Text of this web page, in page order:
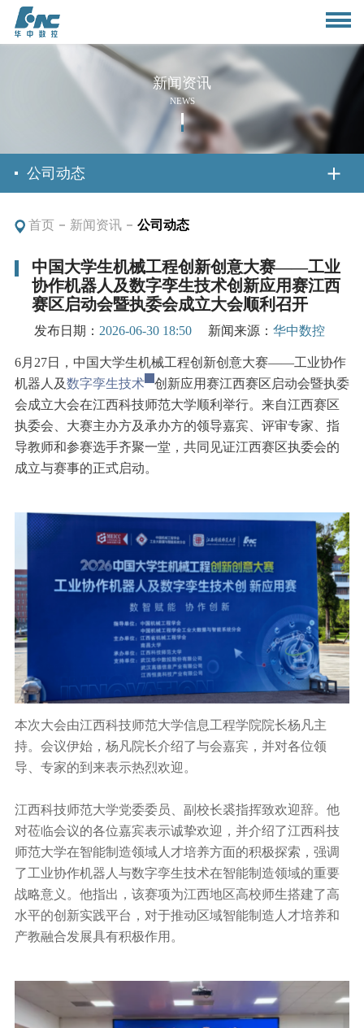
首页
关于我们
公司简介
董事长致辞
组织架构
企业文化
资质荣誉
新闻资讯
行业动态
媒体报道
公示公告
产品中心
应用案例
投资者关系
投资者提问
联系我们
销售与服务网络
在线留言
新闻资讯
NEWS
公司动态
首页 新闻资讯 公司动态
中国大学生机械工程创新创意大赛——工业
协作机器人及数字孪生技术创新应用赛江西
赛区启动会暨执委会成立大会顺利召开
发布日期： 2026-06-30 18:50 新闻来源：华中数控
6月27日，中国大学生机械工程创新创意大赛——工业协作
机器人及数字孪生技术
创新应用赛江西赛区启动会暨执委
会成立大会在江西科技师范大学顺利举行。来自江西赛区
执委会、大赛主办方及承办方的领导嘉宾、评审专家、指
导教师和参赛选手齐聚一堂，共同见证江西赛区执委会的
成立与赛事的正式启动。
本次大会由江西科技师范大学信息工程学院院长杨凡主
持。会议伊始，杨凡院长介绍了与会嘉宾，并对各位领
导、专家的到来表示热烈欢迎。
江西科技师范大学党委委员、副校长裘指挥致欢迎辞。他
对莅临会议的各位嘉宾表示诚挚欢迎，并介绍了江西科技
师范大学在智能制造领域人才培养方面的积极探索，强调
了工业协作机器人与数字孪生技术在智能制造领域的重要
战略意义。他指出，该赛项为江西地区高校师生搭建了高
水平的创新实践平台，对于推动区域智能制造人才培养和
产教融合发展具有积极作用。